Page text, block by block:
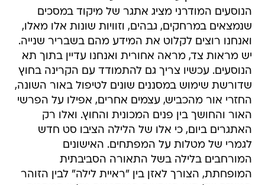
הנוסעים המודרני מציג אתגר של מיקוד במסכים
שנמצאים במרחקים, גבהים, וזוויות שונות אלו מאלו,
ואנחנו רוצים לקלוט את המידע מהם בשבריר שנייה.
יש מראות צד, מראה אחורית ואנחנו עדיין בתוך תא
הנוסעים. עכשיו צריך גם להתמודד עם הקרינה בחוץ
שדורשת שימוש במסננים שונים לטיפול באור השונה,
החזרי אור מהכביש, עצמים אחרים, אפילו על הפרשי
האור והחושך בין פנים המכונית והחוץ. ואלו רק
האתגרים ביום, כי אלו של הלילה הציבו סט חדש
לגמרי של מטלות על המפתחים. האישונים
המורחבים בלילה בשל התאורה הסביבתית
המופחתת, הצורך לאזן בין "ראיית לילה" לבין הזוהר